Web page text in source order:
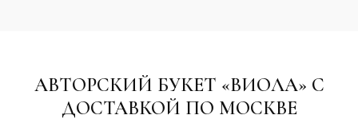
АВТОРСКИЙ БУКЕТ «ВИОЛА» С
ДОСТАВКОЙ ПО МОСКВЕ